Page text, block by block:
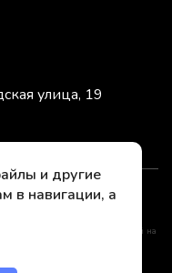
улица, 19
энергией
нежелательной организацией на
и другие
в навигации, а